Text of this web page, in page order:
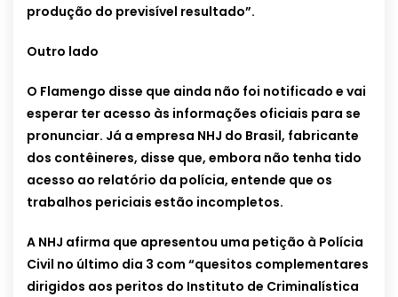
produção do previsível resultado”.
Outro lado
O Flamengo disse que ainda não foi notificado e vai
esperar ter acesso às informações oficiais para se
pronunciar. Já a empresa NHJ do Brasil, fabricante
dos contêineres, disse que, embora não tenha tido
acesso ao relatório da polícia, entende que os
trabalhos periciais estão incompletos.
A NHJ afirma que apresentou uma petição à Polícia
Civil no último dia 3 com “quesitos complementares
dirigidos aos peritos do Instituto de Criminalística